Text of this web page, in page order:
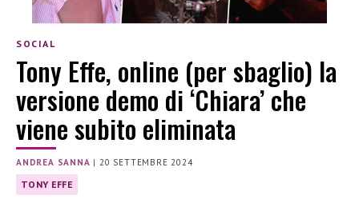
SOCIAL
Tony Effe, online (per sbaglio) la
versione demo di ‘Chiara’ che
viene subito eliminata
ANDREA SANNA |20 SETTEMBRE 2024
TONY EFFE